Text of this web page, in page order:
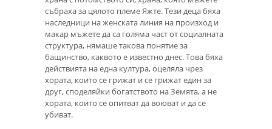
събраха за цялото племе Яжте. Тези деца бяха
наследници на женската линия на произход и
макар мъжете да са голяма част от социалната
структура, нямаше такова понятие за
бащинство, каквото е известно днес. Това бяха
действията на една култура, оцеляла чрез
хората, които се грижат и се грижат един за
друг, споделяйки богатството на Земята, а не
хората, които се опитват да воюват и да се
убиват.